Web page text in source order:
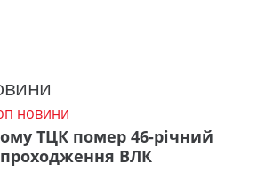
новини
ТЦК помер 46-річний
проходження ВЛК